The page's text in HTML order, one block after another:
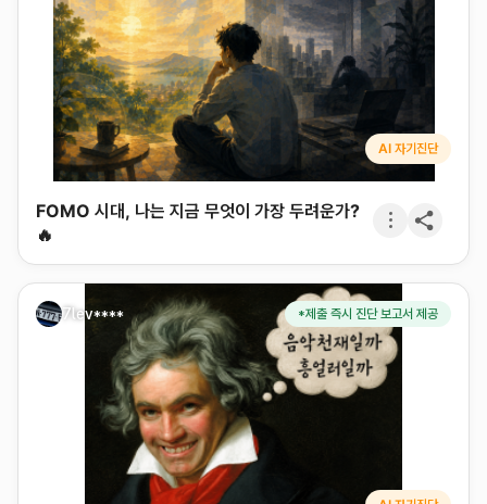
AI 자기진단
FOMO 시대, 나는 지금 무엇이 가장 두려운가?
🔥
7lev**** *제출 즉시 진단 보고서 제공